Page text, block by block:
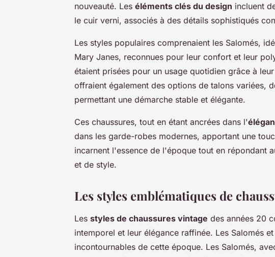
nouveauté. Les éléments clés du design incluent
le cuir verni, associés à des détails sophistiqués
Les styles populaires comprenaient les Salomés,
Mary Janes, reconnues pour leur confort et leur
étaient prisées pour un usage quotidien grâce à
offraient également des options de talons variées,
permettant une démarche stable et élégante.
Ces chaussures, tout en étant ancrées dans l'
dans les garde-robes modernes, apportant une
incarnent l'essence de l'époque tout en répondant
et de style.
Les styles emblématiques de
Les styles de chaussures vintage des années 20
intemporel et leur élégance raffinée. Les Salomés
incontournables de cette époque. Les Salomés,